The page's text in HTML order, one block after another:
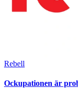
Rebell
Ockupationen är